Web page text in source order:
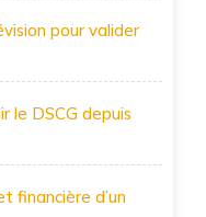
pour valider
le DSCG depuis
financière d’un